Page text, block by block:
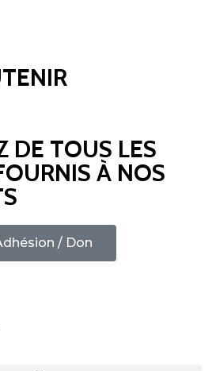
DE TOUS LES
À NOS
/ Don